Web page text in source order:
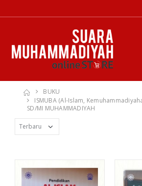
BUKU
ISMUBA (Al-Islam,
SD/MI MUHAMMADIYAH